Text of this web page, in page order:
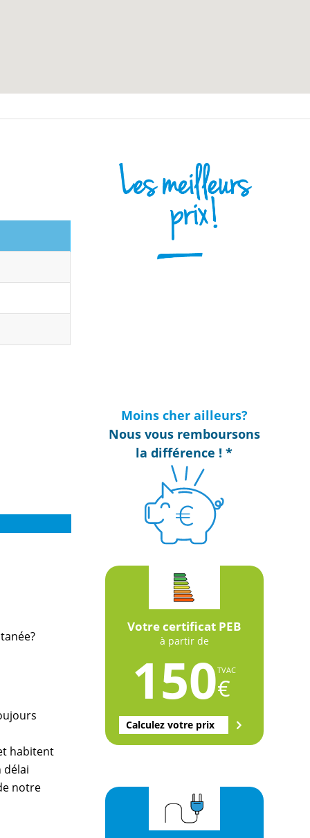
habitent
délai
notre
Moins cher ailleurs?
Nous vous remboursons
la différence ! *
Votre certificat PEB
à partir de
150TVAC
€
Calculez votre prix